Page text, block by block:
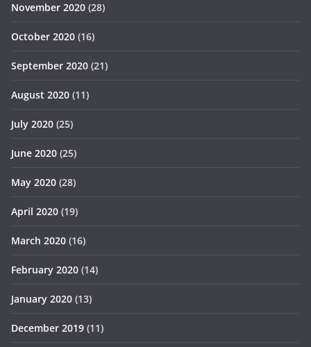
November 2020 (28)
October 2020 (16)
September 2020 (21)
August 2020 (11)
July 2020 (25)
June 2020 (25)
May 2020 (28)
April 2020 (19)
March 2020 (16)
February 2020 (14)
January 2020 (13)
December 2019 (11)